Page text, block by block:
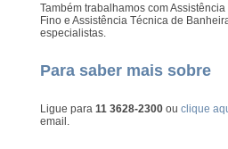
Também trabalhamos com
Fino e Assistência Técnica de
especialistas.
Para saber mais sobre
Ligue para 11 3628-2300ou clique
email.